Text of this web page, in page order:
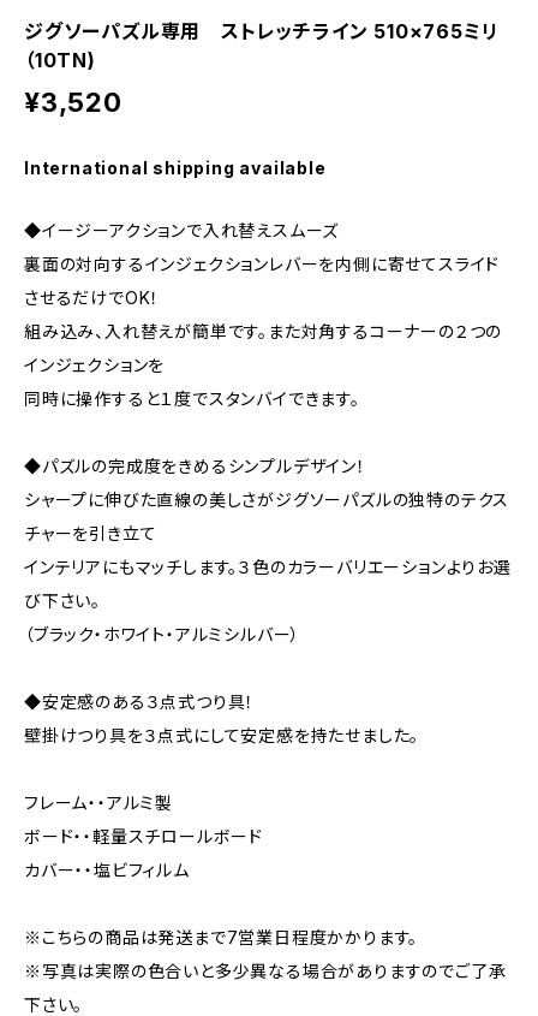
ジグソーパズル専用 ストレッチライン 510×765ミリ
（10TN)
¥3,520
International shipping available
◆イージーアクションで入れ替えスムーズ
裏面の対向するインジェクションレバーを内側に寄せてスライド
させるだけでOK！
組み込み、入れ替えが簡単です。また対角するコーナーの２つの
インジェクションを
同時に操作すると１度でスタンバイできます。
◆パズルの完成度をきめるシンプルデザイン！
シャープに伸びた直線の美しさがジグソーパズルの独特のテクス
チャーを引き立て
インテリアにもマッチします。３色のカラーバリエーションよりお選
び下さい。
（ブラック・ホワイト・アルミシルバー）
◆安定感のある３点式つり具！
壁掛けつり具を３点式にして安定感を持たせました。
フレーム・・アルミ製
ボード・・軽量スチロールボード
カバー・・塩ビフィルム
※こちらの商品は発送まで7営業日程度かかります。
※写真は実際の色合いと多少異なる場合がありますのでご了承
下さい。